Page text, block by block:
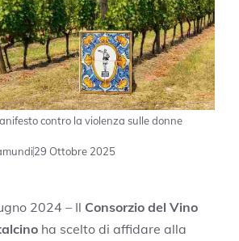
contro la violenza sulle donne
29 Ottobre 2025
2024 – Il Consorzio del Vino
ha scelto di affidare alla